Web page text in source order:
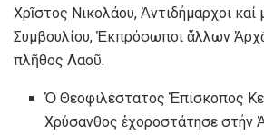
Χρῖστος Νικολάου, Ἀντιδήμαρχοι
Συμβουλίου, Ἐκπρόσωποι ἄλλων
πλῆθος Λαοῦ.
Ὁ Θεοφιλέστατος Ἐπίσκοπος
Χρύσανθος ἐχοροστάτησε στήν